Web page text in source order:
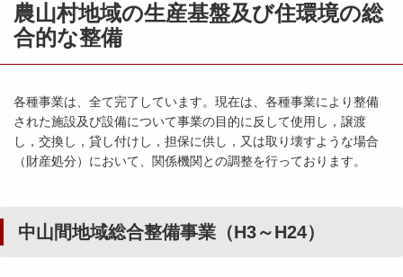
農山村地域の生産基盤及び住環境の総
合的な整備
各種事業は、全て完了しています。現在は、各種事業により整備
された施設及び設備について事業の目的に反して使用し，譲渡
し，交換し，貸し付けし，担保に供し，又は取り壊すような場合
（財産処分）において、関係機関との調整を行っております。
中山間地域総合整備事業（H3～H24）